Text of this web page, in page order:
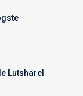
Lutsharel